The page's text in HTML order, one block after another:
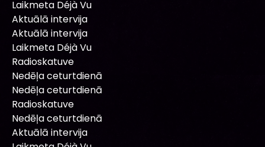
Laikmeta Déjà Vu
Aktuālā intervija
Aktuālā intervija
Laikmeta Déjà Vu
Radioskatuve
Nedēļa ceturtdienā
Nedēļa ceturtdienā
Radioskatuve
Nedēļa ceturtdienā
Aktuālā intervija